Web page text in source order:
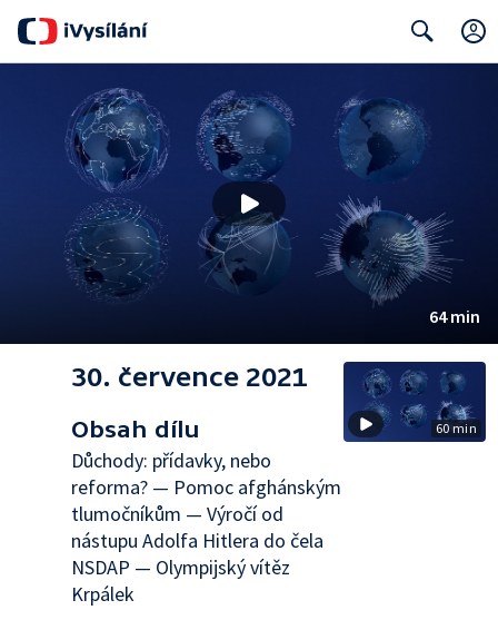
64 min
30. července 2021
Obsah dílu
Důchody: přídavky, nebo
reforma? — Pomoc afghánským
tlumočníkům — Výročí od
nástupu Adolfa Hitlera do čela
NSDAP — Olympijský vítěz
Krpálek
60 min